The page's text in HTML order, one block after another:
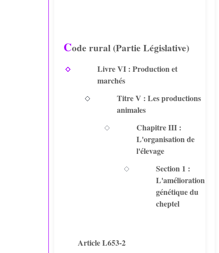
Code rural (Partie Législative)
Livre VI : Production et
marchés
Titre V : Les productions
animales
Chapitre III :
L'organisation de
l'élevage
Section 1 :
L'amélioration
génétique du
cheptel
Article L653-2